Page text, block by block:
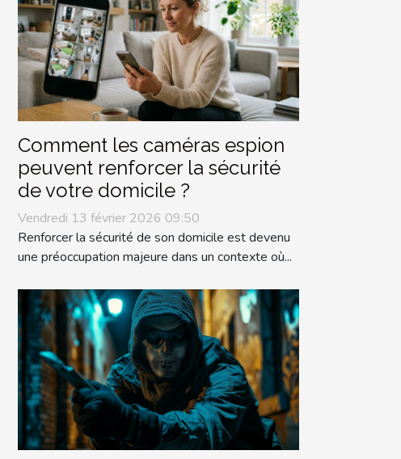
Comment les caméras espion
peuvent renforcer la sécurité
de votre domicile ?
Vendredi 13 février 2026 09:50
Renforcer la sécurité de son domicile est devenu
une préoccupation majeure dans un contexte où...